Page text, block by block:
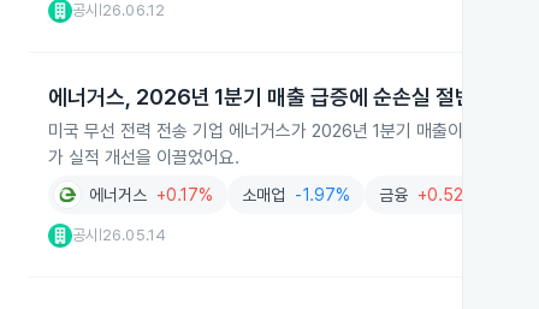
공시 26.06.12
에너거스, 2026년 1분기 매출 급증에 순손실 절반 감축
미국 무선 전력 전송 기업 에너거스가 2026년 1분기 매출이 310만
가 실적 개선을 이끌었어요.
에너거스 +0.17% 소매업 -1.97% 금융 +0.52%
공시 26.05.14